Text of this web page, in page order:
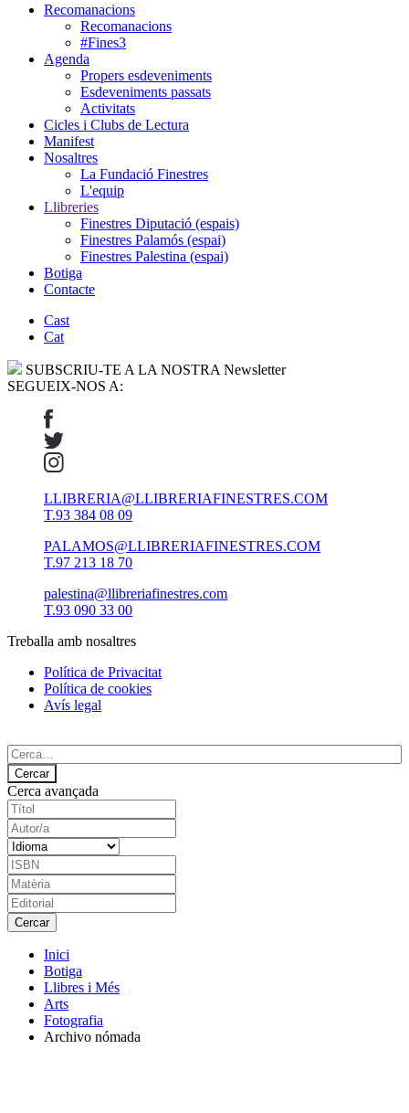
Recomanacions
Recomanacions
#Fines3
Agenda
Propers esdeveniments
Esdeveniments passats
Activitats
Cicles i Clubs de Lectura
Manifest
Nosaltres
La Fundació Finestres
L'equip
Llibreries
Finestres Diputació (espais)
Finestres Palamós (espai)
Finestres Palestina (espai)
Botiga
Contacte
Cast
Cat
SUBSCRIU-TE A LA NOSTRA Newsletter
SEGUEIX-NOS A:
LLIBRERIA@LLIBRERIAFINESTRES.COM
T.93 384 08 09
PALAMOS@LLIBRERIAFINESTRES.COM
T.97 213 18 70
palestina@llibreriafinestres.com
T.93 090 33 00
Treballa amb nosaltres
Política de Privacitat
Política de cookies
Avís legal
Cerca avançada
Inici
Botiga
Llibres i Més
Arts
Fotografia
Archivo nómada